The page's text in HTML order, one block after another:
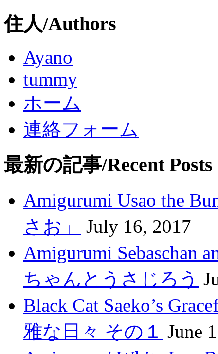
住人/Authors
Ayano
tummy
ホーム
連絡フォーム
最新の記事/Recent Posts
Amigurumi Usao the
さお」
July 16, 2017
Amigurumi Sebaschan
ちゃんとうさじろう
Black Cat Saeko’s
雅な日々 その１ June